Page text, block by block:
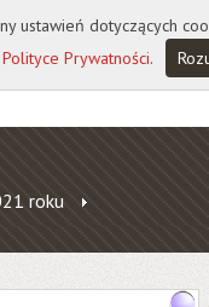
roku
ustawień dotyczących
Polityce Prywatności.